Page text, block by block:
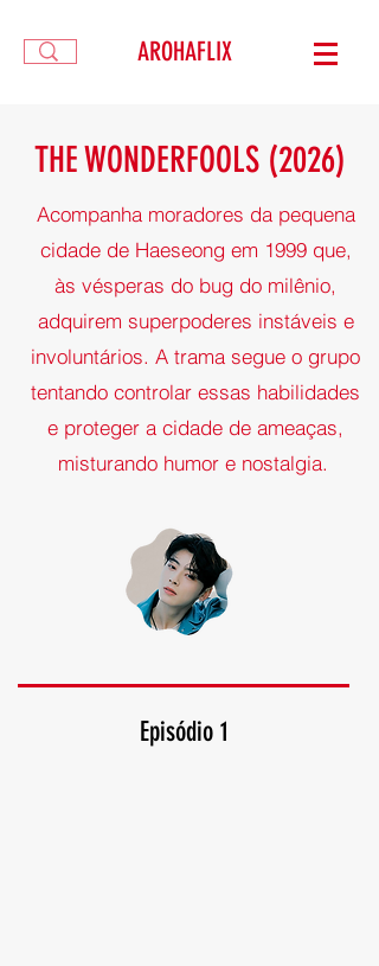
AROHAFLIX
THE WONDERFOOLS (2026)
Acompanha moradores da pequena
cidade de Haeseong em 1999 que,
às vésperas do bug do milênio,
adquirem superpoderes instáveis e
involuntários. A trama segue o grupo
tentando controlar essas habilidades
e proteger a cidade de ameaças,
misturando humor e nostalgia.
Episódio 1